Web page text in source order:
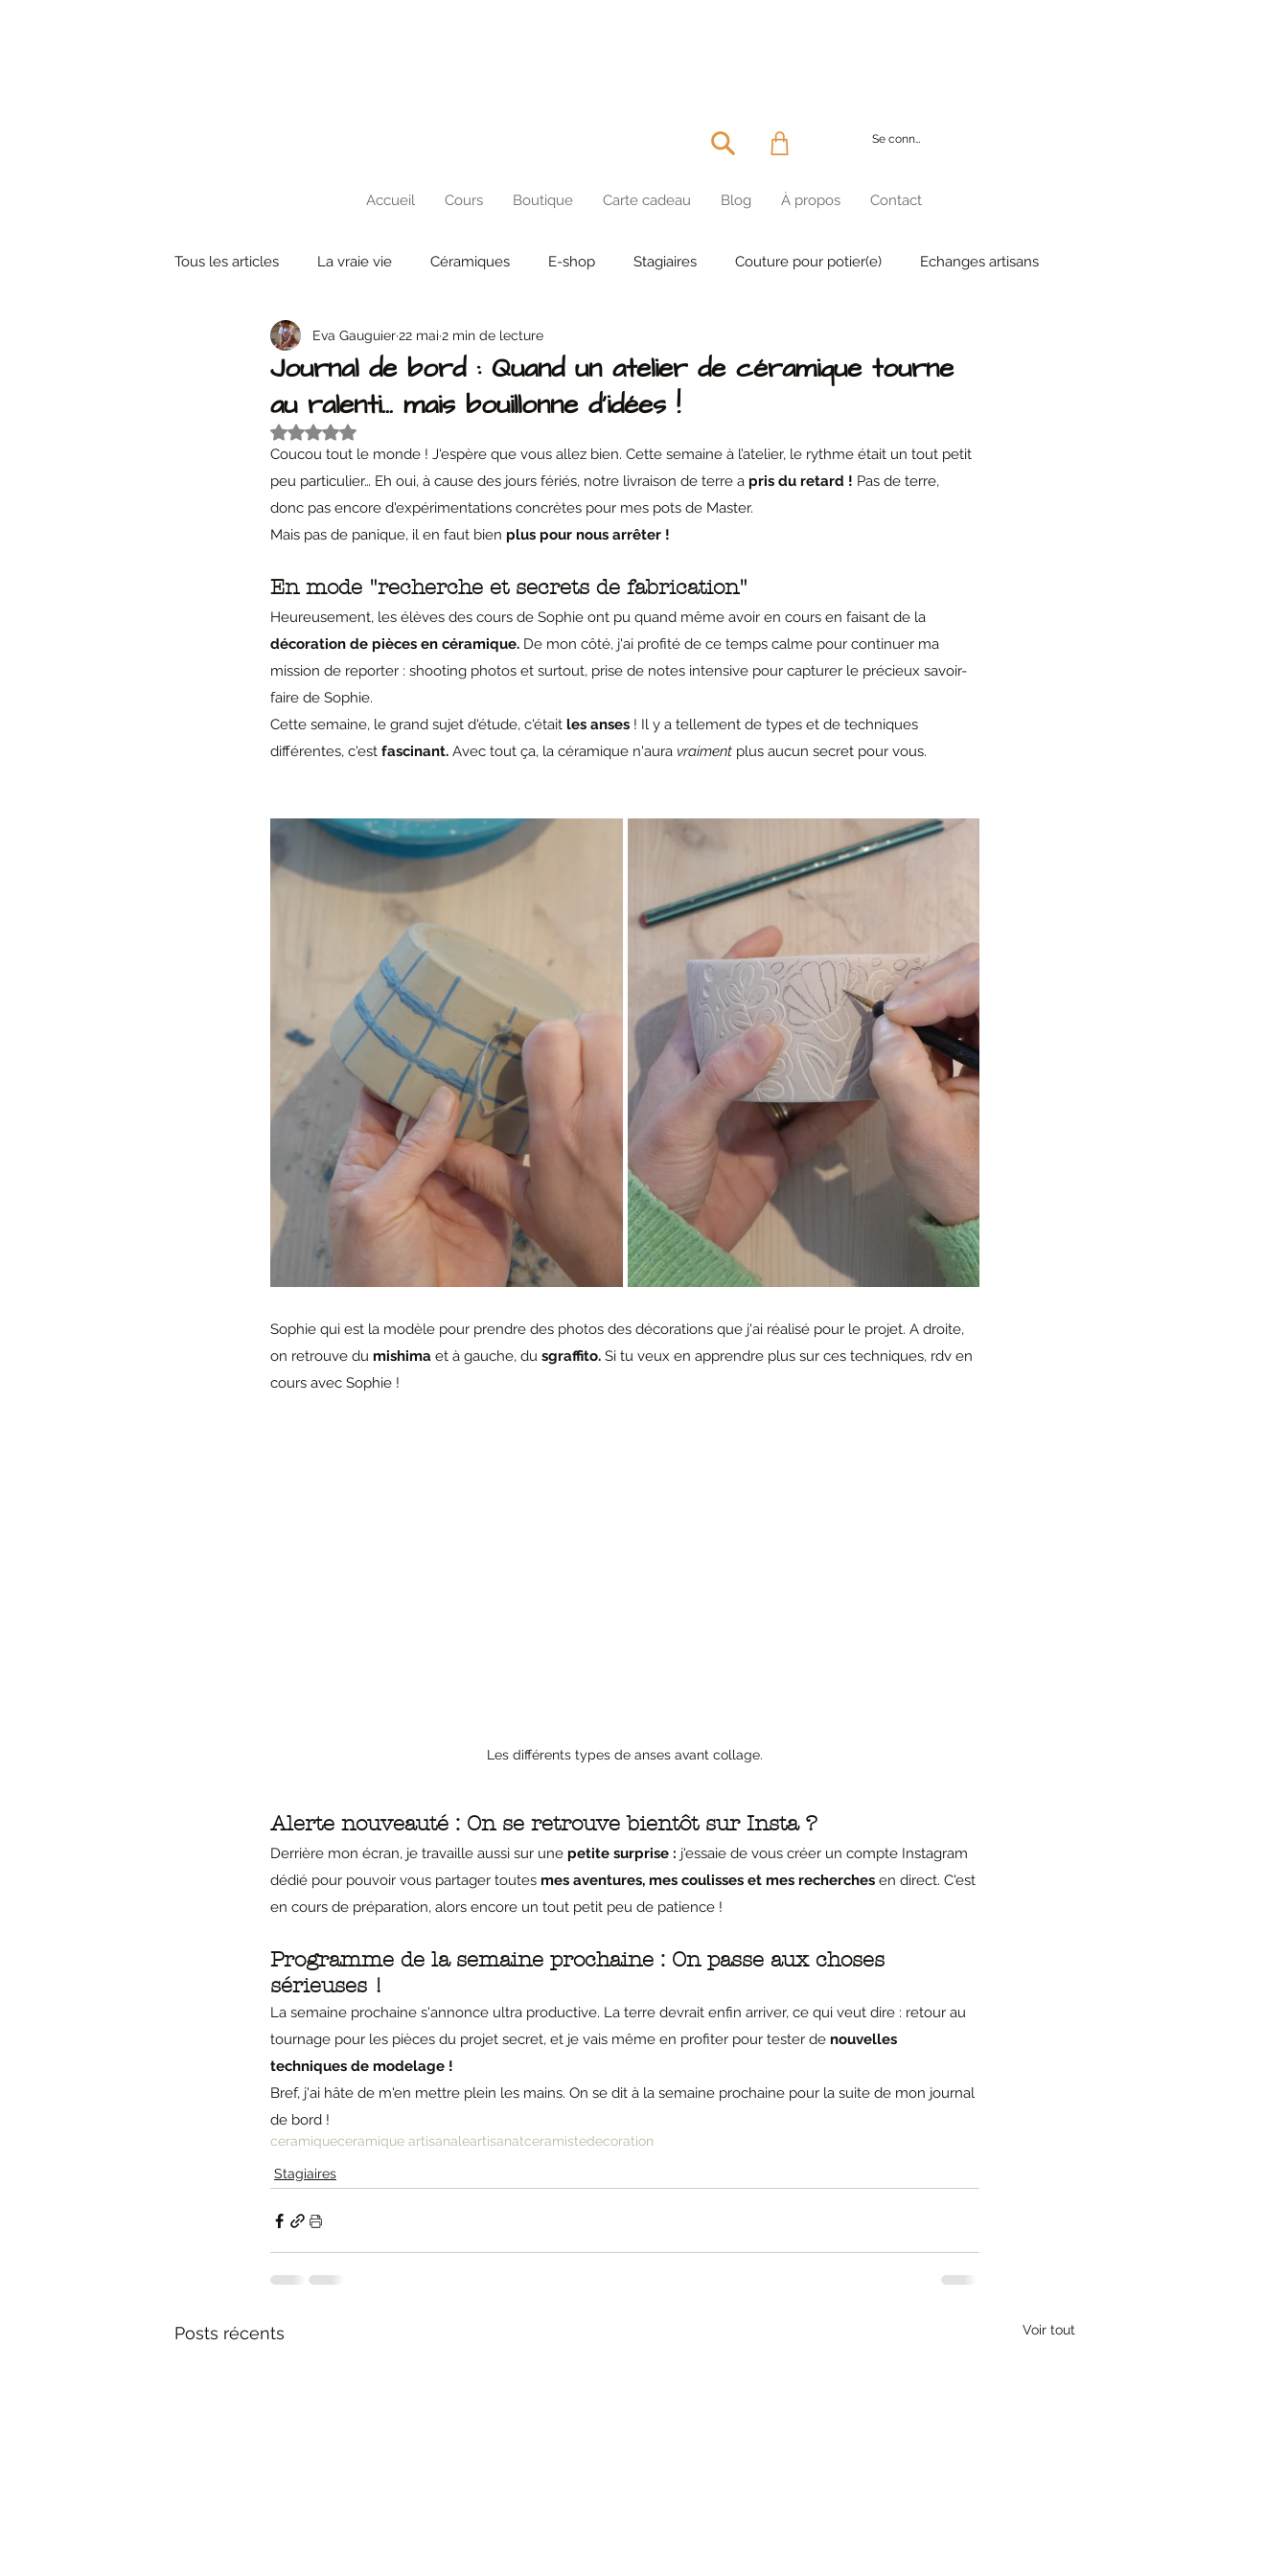
Se connecter
Accueil Cours Boutique Carte cadeau Blog À propos Contact
Tous les articles La vraie vie Céramiques E-shop Stagiaires Couture pour potier(e) Echanges artisans
Create'ober Evenements
Journal de bord : Quand un atelier de céramique tourne
au ralenti… mais bouillonne d'idées !
Eva Gauguier22 mai 2 min de lecture
Noté NaN étoiles sur 5.
Coucou tout le monde ! J'espère que vous allez bien. Cette semaine à l’atelier, le rythme était un tout petit
peu particulier… Eh oui, à cause des jours fériés, notre livraison de terre a pris du retard ! Pas de terre,
donc pas encore d'expérimentations concrètes pour mes pots de Master.
Mais pas de panique, il en faut bien plus pour nous arrêter !
En mode "recherche et secrets de fabrication"
Heureusement, les élèves des cours de Sophie ont pu quand même avoir en cours en faisant de la
décoration de pièces en céramique. De mon côté, j'ai profité de ce temps calme pour continuer ma
mission de reporter : shooting photos et surtout, prise de notes intensive pour capturer le précieux savoir-
faire de Sophie.
Cette semaine, le grand sujet d'étude, c'était les anses ! Il y a tellement de types et de techniques
différentes, c'est fascinant. Avec tout ça, la céramique n'aura vraiment plus aucun secret pour vous.
Sophie qui est la modèle pour prendre des photos des décorations que j'ai réalisé pour le projet. A droite,
on retrouve du mishima et à gauche, du sgraffito. Si tu veux en apprendre plus sur ces techniques, rdv en
cours avec Sophie !
Les différents types de anses avant collage.
Alerte nouveauté : On se retrouve bientôt sur Insta ?
Derrière mon écran, je travaille aussi sur une petite surprise : j'essaie de vous créer un compte Instagram
dédié pour pouvoir vous partager toutes mes aventures, mes coulisses et mes recherches en direct. C'est
en cours de préparation, alors encore un tout petit peu de patience !
Programme de la semaine prochaine : On passe aux choses
sérieuses !
La semaine prochaine s'annonce ultra productive. La terre devrait enfin arriver, ce qui veut dire : retour au
tournage pour les pièces du projet secret, et je vais même en profiter pour tester de nouvelles
techniques de modelage !
Bref, j'ai hâte de m'en mettre plein les mains. On se dit à la semaine prochaine pour la suite de mon journal
de bord !
ceramiqueceramique artisanaleartisanatceramistedecoration
Stagiaires
Posts récents Voir tout